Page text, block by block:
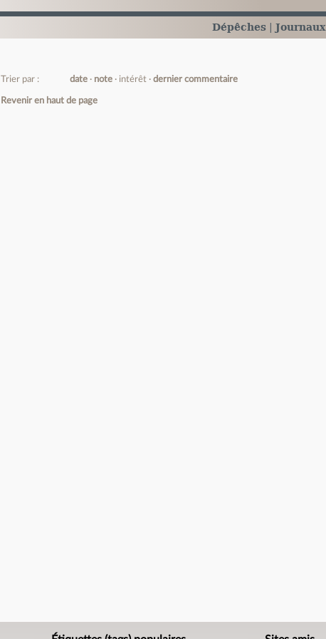
Dépêches Journaux
Trier par : date note intérêt dernier commentaire
Revenir en haut de page